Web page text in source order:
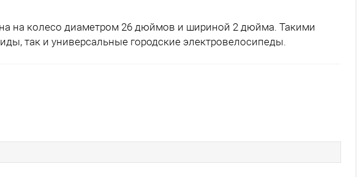
на колесо диаметром 26 дюймов и шириной 2 дюйма. Такими
так и универсальные городские электровелосипеды.